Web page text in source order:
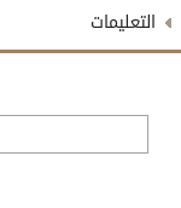
التعليمات